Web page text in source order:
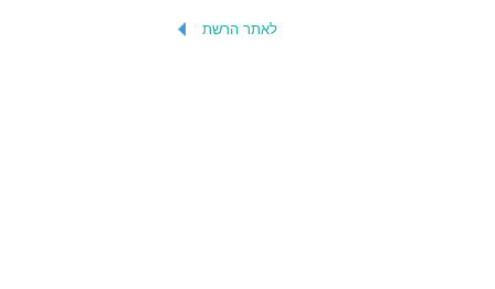
לאתר הרשת